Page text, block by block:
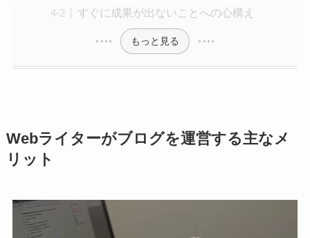
すぐに成果が出ないことへの心構え
もっと見る
Webライターがブログを運営する主なメ
リット